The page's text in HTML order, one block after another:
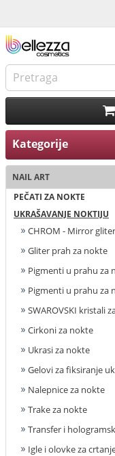
Kategorije
NAIL ART
PEČATI ZA NOKTE
UKRAŠAVANJE NOKTIJU
CHROM - Mirror
Gliter prah za nokte
Pigmenti u prahu za
Pigmenti u prahu za
SWAROVSKI kristali
Cirkoni za nokte
Ukrasi za nokte
Gelovi za fiksiranje
Nalepnice za nokte
Trake za nokte
Transfer i
Igle i olovke za